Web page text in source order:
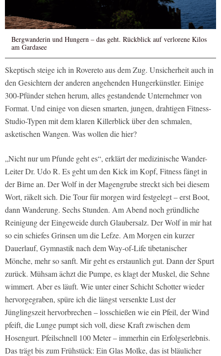
Bergwanderin und Hungern – das geht. Rückblick auf verlorene Kilos
am Gardasee
Skeptisch steige ich in Rovereto aus dem Zug. Unsicherheit auch in
den Gesichtern der anderen angehenden Hungerkünstler. Einige
300-Pfünder stehen herum, alles gestandende Unternehmer von
Format. Und einige von diesen smarten, jungen, drahtigen Fitness-
Studio-Typen mit dem klaren Killerblick über den schmalen,
asketischen Wangen. Was wollen die hier?
„Nicht nur um Pfunde geht es“, erklärt der medizinische Wander-
Leiter Dr. Udo R. Es geht um den Kick im Kopf, Fitness fängt in
der Birne an. Der Wolf in der Magengrube streckt sich bei diesem
Wort, räkelt sich. Die Tour für morgen wird festgelegt – erst Boot,
dann Wanderung. Sechs Stunden. Am Abend noch gründliche
Reinigung der Eingeweide durch Glaubersalz. Der Wolf in mir hat
so ein schiefes Grinsen um die Lefze. Am Morgen ein kurzer
Dauerlauf, Gymnastik nach dem Way-of-Life tibetanischer
Mönche, mehr so sanft. Mir geht es erstaunlich gut. Dann der Spurt
zurück. Mühsam ächzt die Pumpe, es klagt der Muskel, die Sehne
wimmert. Aber es läuft. Wie unter einer Schicht Schotter wieder
hervorgegraben, spüre ich die längst versenkte Lust der
Jünglingszeit hervorbrechen – losschießen wie ein Pfeil, der Wind
pfeift, die Lunge pumpt sich voll, diese Kraft zwischen dem
Hosengurt. Pfeilschnell 100 Meter – immerhin ein Erfolgserlebnis.
Das trägt bis zum Frühstück: Ein Glas Molke, das ist bläulicher